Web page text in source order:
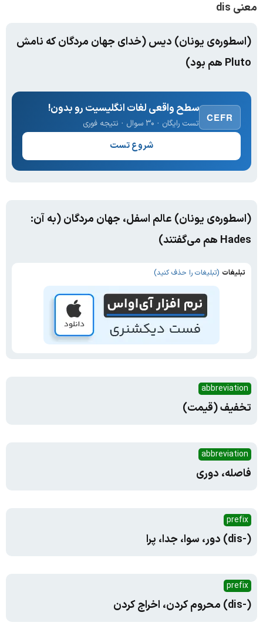
معنی dis
(اسطوره‌ی یونان) دیس (خدای جهان مردگان که نامش
Pluto هم بود)
CEFR
سطح واقعی لغات انگلیسیت رو بدون!
تست رایگان · ۳۰ سوال · نتیجه فوری
شروع تست
(اسطوره‌ی یونان) عالم اسفل، جهان مردگان (به آن:
Hades هم می‌گفتند)
تبلیغات (تبلیغات را حذف کنید)
abbreviation
تخفیف (قیمت)
abbreviation
فاصله، دوری
prefix
(-dis) دور، سوا، جدا، پرا
prefix
(-dis) محروم کردن، اخراج کردن